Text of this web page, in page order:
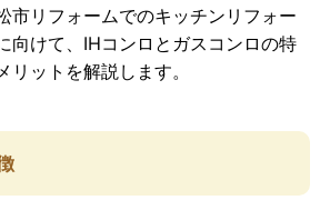
市リフォームでのキッチンリフォー
向けて、IHコンロとガスコンロの特
ットを解説します。